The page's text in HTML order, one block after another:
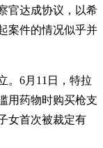
官达成协议，以希
案件的情况似乎并
。6月11日，特拉
用药物时购买枪支
女首次被裁定有